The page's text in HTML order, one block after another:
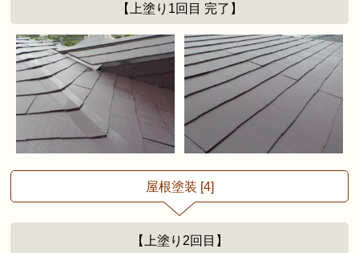
【上塗り1回目 完了】
屋根塗装 [4]
【上塗り2回目】